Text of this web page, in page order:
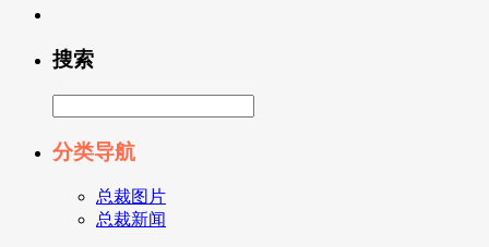
搜索
分类导航
总裁图片
总裁新闻